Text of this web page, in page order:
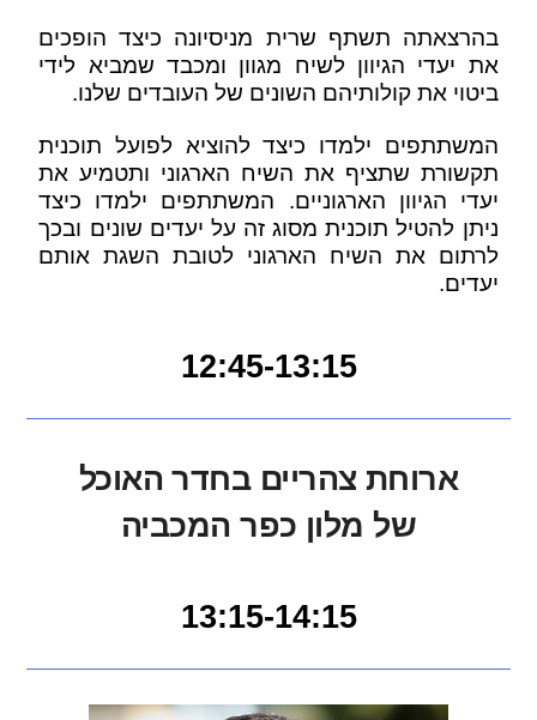
בהרצאתה תשתף שרית מניסיונה כיצד הופכים
את יעדי הגיוון לשיח מגוון ומכבד שמביא לידי
ביטוי את קולותיהם השונים של העובדים שלנו.
המשתתפים ילמדו כיצד להוציא לפועל תוכנית
תקשורת שתציף את השיח הארגוני ותטמיע את
יעדי הגיוון הארגוניים. המשתתפים ילמדו כיצד
ניתן להטיל תוכנית מסוג זה על יעדים שונים ובכך
לרתום את השיח הארגוני לטובת השגת אותם
יעדים.
12:45-13:15
ארוחת צהריים בחדר האוכל
של מלון כפר המכביה
13:15-14:15